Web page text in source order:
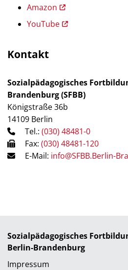
Amazon
YouTube
Kontakt
Sozialpädagogisches
Brandenburg (SFBB)
Königstraße 36b
14109 Berlin
Tel.: (030) 48481-0
Fax: (030) 48481-120
E-Mail: info@SFBB.Berlin-
Sozialpädagogisches
Berlin-Brandenburg
Impressum